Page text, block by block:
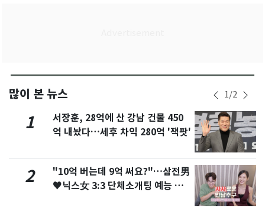
많이 본 뉴스 1/2
1
서장훈, 28억에 산 강남 건물 450
억 내놨다…세후 차익 280억 '잭팟'
2
"10억 버는데 9억 써요?"…삼전男
♥닉스女 3:3 단체소개팅 예능 화